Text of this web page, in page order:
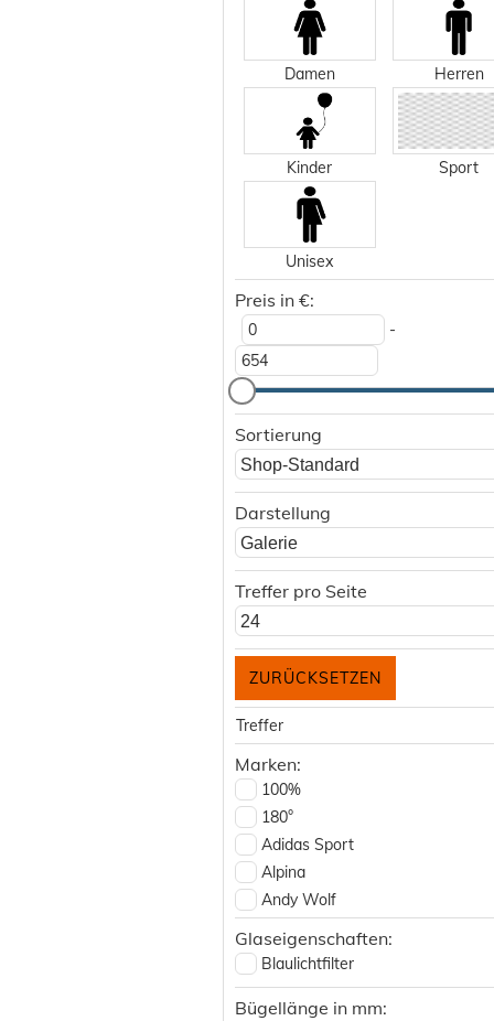
Damen Herren
Kinder Sport
Unisex
Preis in €:
-
Sortierung
Shop-Standard
Darstellung
Galerie
Treffer pro Seite
24
Treffer
Marken:
100%
180°
Adidas Sport
Alpina
Andy Wolf
ATLANT
Betty Barclay
Black Forest
Glaseigenschaften:
Blaulichtfilter
Bügellänge in mm: